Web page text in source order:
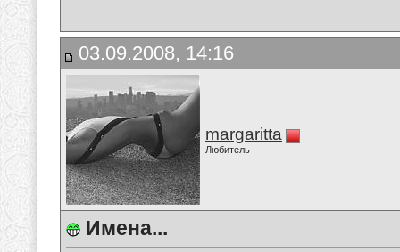
03.09.2008, 14:16
margaritta
Любитель
Имена...